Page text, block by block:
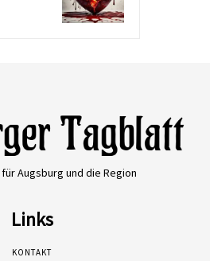
Augsburg und die Region
Links
KONTAKT